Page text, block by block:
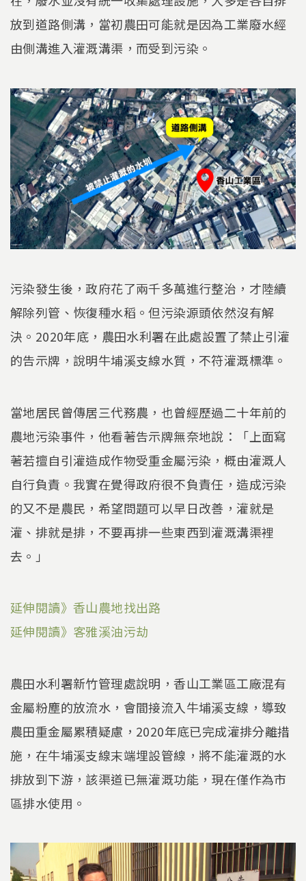
放到道路側溝，當初農田可能就是因為工業廢水經
由側溝進入灌溉溝渠，而受到污染。
污染發生後，政府花了兩千多萬進行整治，才陸續
解除列管、恢復種水稻。但污染源頭依然沒有解
決。2020年底，農田水利署在此處設置了禁止引灌
的告示牌，說明牛埔溪支線水質，不符灌溉標準。
當地居民曾傳居三代務農，也曾經歷過二十年前的
農地污染事件，他看著告示牌無奈地說：「上面寫
著若擅自引灌造成作物受重金屬污染，概由灌溉人
自行負責。我實在覺得政府很不負責任，造成污染
的又不是農民，希望問題可以早日改善，灌就是
灌、排就是排，不要再排一些東西到灌溉溝渠裡
去。」
延伸閱讀》香山農地找出路
延伸閱讀》 客雅溪油污劫
農田水利署新竹管理處說明，香山工業區工廠混有
金屬粉塵的放流水，會間接流入牛埔溪支線，導致
農田重金屬累積疑慮，2020年底已完成灌排分離措
施，在牛埔溪支線末端埋設管線，將不能灌溉的水
排放到下游，該渠道已無灌溉功能，現在僅作為市
區排水使用。